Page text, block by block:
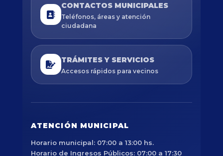
CONTACTOS MUNICIPALES
Teléfonos, áreas y atención
ciudadana
TRÁMITES Y SERVICIOS
Accesos rápidos para vecinos
ATENCIÓN MUNICIPAL
Horario municipal: 07:00 a 13:00 hs.
Horario de Ingresos Públicos: 07:00 a 17:30